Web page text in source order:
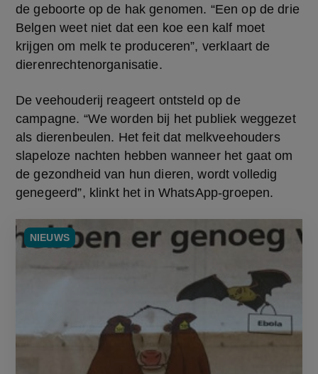
de geboorte op de hak genomen. “Een op de drie
Belgen weet niet dat een koe een kalf moet
krijgen om melk te produceren”, verklaart de
dierenrechtenorganisatie.
De veehouderij reageert ontsteld op de
campagne. “We worden bij het publiek weggezet
als dierenbeulen. Het feit dat melkveehouders
slapeloze nachten hebben wanneer het gaat om
de gezondheid van hun dieren, wordt volledig
genegeerd”, klinkt het in WhatsApp-groepen.
NIEUWS